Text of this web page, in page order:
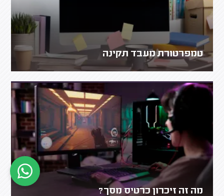
טמפרטורת מעבד תקינה
מה זה זיכרון כרטיס מסך?